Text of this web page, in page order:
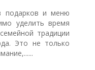
подарков и меню
уделить время
традиции
Это не только